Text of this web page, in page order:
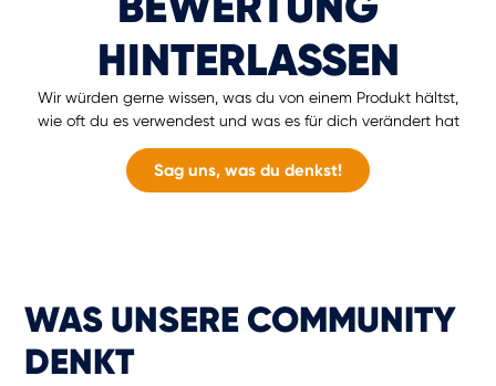
HINTERLASSEN
Wir würden gerne wissen, was du von einem Produkt hältst,
wie oft du es verwendest und was es für dich verändert hat
Sag uns, was du denkst!
WAS UNSERE COMMUNITY
DENKT